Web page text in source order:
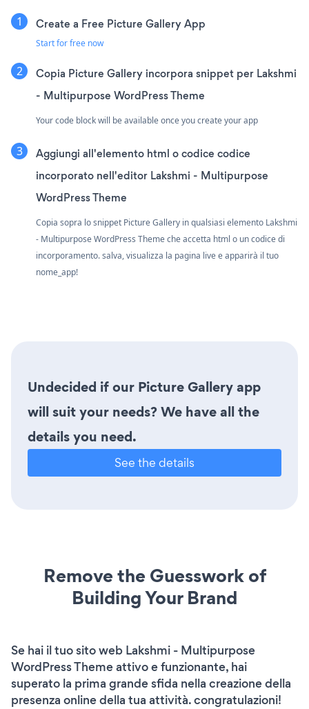
Create a Free Picture Gallery App
Start for free now
Copia Picture Gallery incorpora snippet per Lakshmi
- Multipurpose WordPress Theme
Your code block will be available once you create your app
Aggiungi all'elemento html o codice codice
incorporato nell'editor Lakshmi - Multipurpose
WordPress Theme
Copia sopra lo snippet Picture Gallery in qualsiasi elemento Lakshmi
- Multipurpose WordPress Theme che accetta html o un codice di
incorporamento. salva, visualizza la pagina live e apparirà il tuo
nome_app!
Undecided if our Picture Gallery app
will suit your needs? We have all the
details you need.
See the details
Remove the Guesswork of
Building Your Brand
Se hai il tuo sito web Lakshmi - Multipurpose
WordPress Theme attivo e funzionante, hai
superato la prima grande sfida nella creazione della
presenza online della tua attività. congratulazioni!